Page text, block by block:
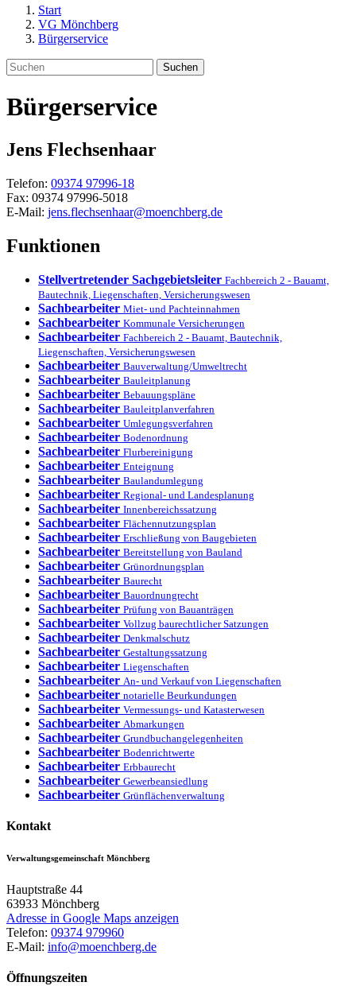
Start
VG Mönchberg
Bürgerservice
Suchen
Bürgerservice
Jens Flechsenhaar
Telefon: 09374 97996-18
Fax: 09374 97996-5018
E-Mail: jens.flechsenhaar@moenchberg.de
Funktionen
Stellvertretender Sachgebietsleiter Fachbereich 2 - Bauamt,
Bautechnik, Liegenschaften, Versicherungswesen
Sachbearbeiter Miet- und Pachteinnahmen
Sachbearbeiter Kommunale Versicherungen
Sachbearbeiter Fachbereich 2 - Bauamt, Bautechnik,
Liegenschaften, Versicherungswesen
Sachbearbeiter Bauverwaltung/Umweltrecht
Sachbearbeiter Bauleitplanung
Sachbearbeiter Bebauungspläne
Sachbearbeiter Bauleitplanverfahren
Sachbearbeiter Umlegungsverfahren
Sachbearbeiter Bodenordnung
Sachbearbeiter Flurbereinigung
Sachbearbeiter Enteignung
Sachbearbeiter Baulandumlegung
Sachbearbeiter Regional- und Landesplanung
Sachbearbeiter Innenbereichssatzung
Sachbearbeiter Flächennutzungsplan
Sachbearbeiter Erschließung von Baugebieten
Sachbearbeiter Bereitstellung von Bauland
Sachbearbeiter Grünordnungsplan
Sachbearbeiter Baurecht
Sachbearbeiter Bauordnungrecht
Sachbearbeiter Prüfung von Bauanträgen
Sachbearbeiter Vollzug baurechtlicher Satzungen
Sachbearbeiter Denkmalschutz
Sachbearbeiter Gestaltungssatzung
Sachbearbeiter Liegenschaften
Sachbearbeiter An- und Verkauf von Liegenschaften
Sachbearbeiter notarielle Beurkundungen
Sachbearbeiter Vermessungs- und Katasterwesen
Sachbearbeiter Abmarkungen
Sachbearbeiter Grundbuchangelegenheiten
Sachbearbeiter Bodenrichtwerte
Sachbearbeiter Erbbaurecht
Sachbearbeiter Gewerbeansiedlung
Sachbearbeiter Grünflächenverwaltung
Kontakt
Verwaltungsgemeinschaft Mönchberg
Hauptstraße 44
63933 Mönchberg
Adresse in Google Maps anzeigen
Telefon: 09374 979960
E-Mail: info@moenchberg.de
Öffnungszeiten